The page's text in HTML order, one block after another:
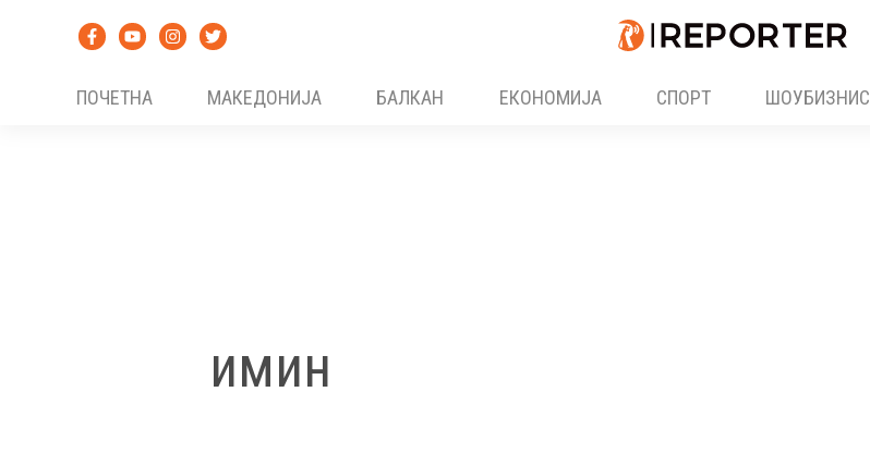
ПОЧЕТНА
МАКЕДОНИЈА БАЛКАН ЕКОНОМИЈА СПОРТ ШОУБИЗНИС
имин